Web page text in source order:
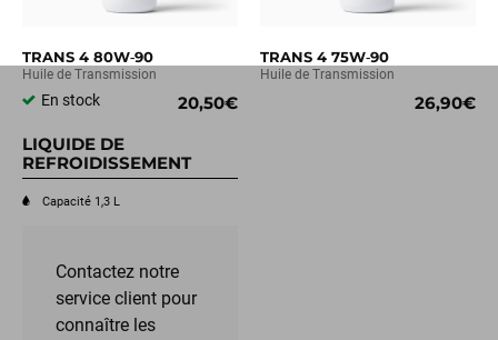
TRANS 4 80W‑90
Huile de Transmission
En stock 20,50€
TRANS 4 75W‑90
Huile de Transmission
26,90€
LIQUIDE DE
REFROIDISSEMENT
Capacité 1,3 L
Contactez notre
service client pour
connaître les